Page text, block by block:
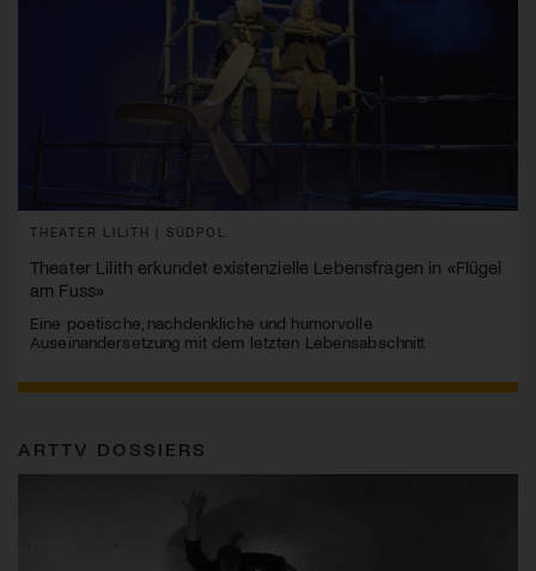
THEATER LILITH | SÜDPOL
Theater Lilith erkundet existenzielle Lebensfragen in «Flügel
am Fuss»
Eine poetische, nachdenkliche und humorvolle
Auseinandersetzung mit dem letzten Lebensabschnitt
ARTTV DOSSIERS